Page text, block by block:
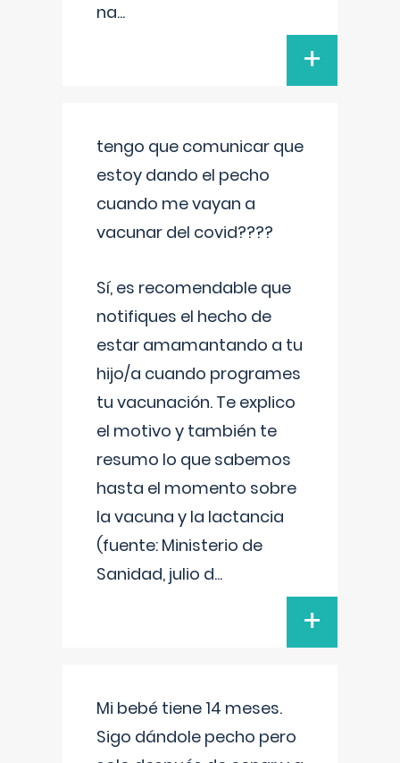
na...
+
tengo que comunicar que
estoy dando el pecho
cuando me vayan a
vacunar del covid????
Sí, es recomendable que
notifiques el hecho de
estar amamantando a tu
hijo/a cuando programes
tu vacunación. Te explico
el motivo y también te
resumo lo que sabemos
hasta el momento sobre
la vacuna y la lactancia
(fuente: Ministerio de
Sanidad, julio d...
+
Mi bebé tiene 14 meses.
Sigo dándole pecho pero